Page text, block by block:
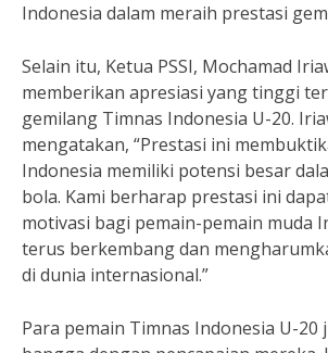
Indonesia dalam meraih prestasi
Selain itu, Ketua PSSI, Mochamad
memberikan apresiasi yang tinggi
gemilang Timnas Indonesia U-20.
mengatakan, “Prestasi ini
Indonesia memiliki potensi besar
bola. Kami berharap prestasi ini
motivasi bagi pemain-pemain muda
terus berkembang dan
di dunia internasional.”
Para pemain Timnas Indonesia U-20